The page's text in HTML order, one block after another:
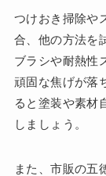
つけおき掃除や
合、他の方法を
ブラシや耐熱性
頑固な焦げが落
ると塗装や素材
しましょう。
また、市販の五